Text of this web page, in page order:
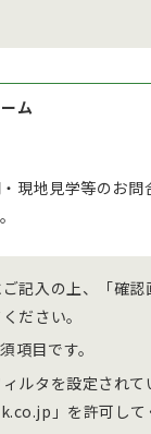
ム
現地見学等のお問
記入の上、「確認
ださい。
項目です。
ルタを設定されて
」を許可して